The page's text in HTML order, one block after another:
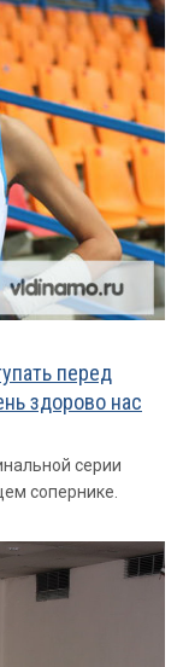
перед
здорово нас
серии
сопернике.